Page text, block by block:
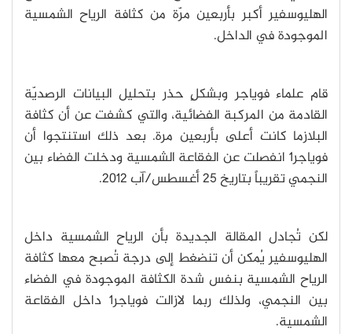
الهليوسفير أكبر بأربعين مرّة من كثافة الرياح الشمسية
الموجودة في الداخل.
قام علماء فوياجر وبشكلٍ حذر بتحليل البيانات الرصديّة
القادمة من المركبة الفضائية، والتي كشفت عن أن كثافة
البلازما كانت أعلى بأربعين مرة. بعد ذلك استنتجوا أن
فوياجر1 انفصلت عن الفقاعة الشمسية ودخلت الفضاء بين
النجمي تقريباً بتاريخ 25 أغسطس/آب 2012.
لكن تُجادل المقالة الجديدة بأن الرياح الشمسية داخل
الهليوسفير يُمكن أن تنضغط إلى درجة تُصبح معها كثافة
الرياح الشمسية بنفس شدة الكثافة الموجودة في الفضاء
بين النجمي، ولذلك ربما لازالت فوياجر1 داخل الفقاعة
الشمسية.